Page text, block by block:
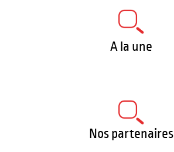
A la une
Nos partenaires